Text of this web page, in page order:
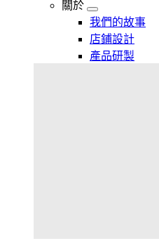
關於
我們的故事
店鋪設計
產品研製